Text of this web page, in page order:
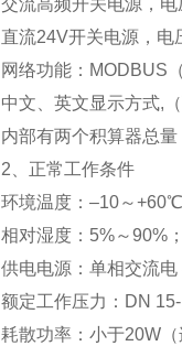
交流高频开关电源，电
直流24V开关电源，电
网络功能：MODBUS
中文、英文显示方式,
内部有两个积算器总量
2、正常工作条件
环境温度：–10～+60℃
相对湿度：5%～90%；
供电电源：单相交流电
额定工作压力：DN
耗散功率：小于20W（